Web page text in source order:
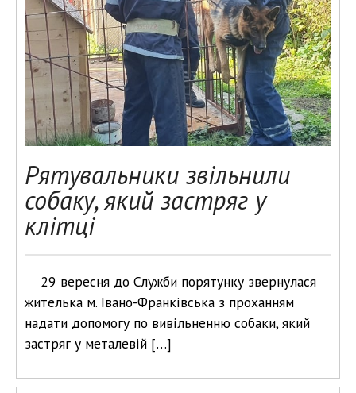
Рятувальники звільнили
собаку, який застряг у
клітці
29 вересня до Служби порятунку звернулася
жителька м. Івано-Франківська з проханням
надати допомогу по вивільненню собаки, який
застряг у металевій […]